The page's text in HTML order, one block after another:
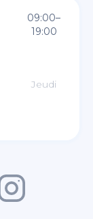
09:00–
19:00
Jeudi